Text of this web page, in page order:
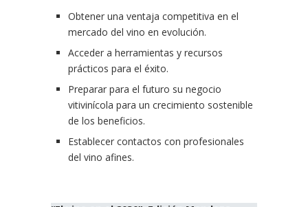
Obtener una ventaja competitiva en el
mercado del vino en evolución.
Acceder a herramientas y recursos
prácticos para el éxito.
Preparar para el futuro su negocio
vitivinícola para un crecimiento sostenible
de los beneficios.
Establecer contactos con profesionales
del vino afines.